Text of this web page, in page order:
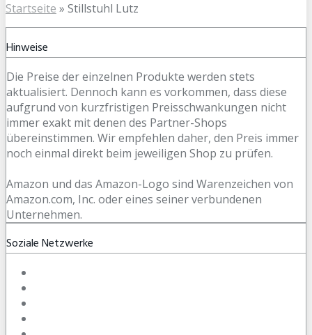
Startseite » Stillstuhl Lutz
Hinweise
Die Preise der einzelnen Produkte werden stets
aktualisiert. Dennoch kann es vorkommen, dass diese
aufgrund von kurzfristigen Preisschwankungen nicht
immer exakt mit denen des Partner-Shops
übereinstimmen. Wir empfehlen daher, den Preis immer
noch einmal direkt beim jeweiligen Shop zu prüfen.
Amazon und das Amazon-Logo sind Warenzeichen von
Amazon.com, Inc. oder eines seiner verbundenen
Unternehmen.
Soziale Netzwerke